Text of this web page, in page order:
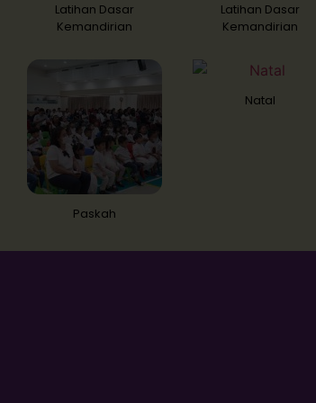
Latihan Dasar
Kemandirian
Latihan Dasar
Kemandirian
Paskah
Natal